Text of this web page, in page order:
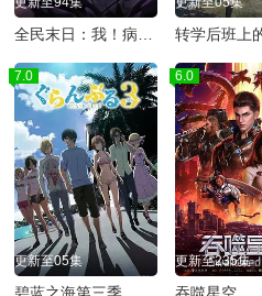
全民末日：我！病毒君王动态漫画
7.0
更新至05集
6.0
更新至235集